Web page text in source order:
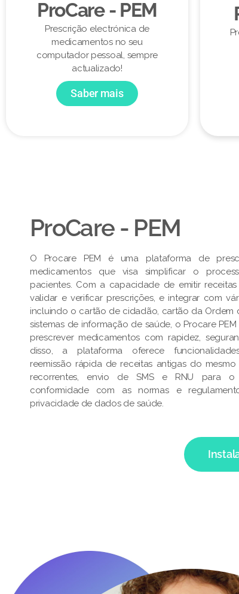
ProCare - PEM
Prescrição electrónica de
medicamentos no seu
computador pessoal, sempre
actualizado!
Saber mais
ProCare - PEM​
O Procare PEM é uma plataforma de
medicamentos que visa simplificar o
pacientes. Com a capacidade de emitir receitas
validar e verificar prescrições, e integrar com
incluindo o cartão de cidadão, cartão da Ordem
sistemas de informação de saúde, o Procare
prescrever medicamentos com rapidez,
disso, a plataforma oferece
reemissão rápida de receitas antigas do
recorrentes, envio de SMS e RNU para o
conformidade com as normas e
privacidade de dados de saúde.